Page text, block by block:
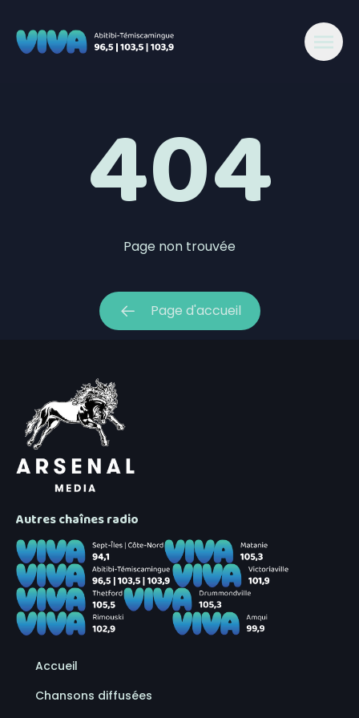
404
Page non trouvée
Page d'accueil
Autres chaînes radio
Accueil
Chansons diffusées